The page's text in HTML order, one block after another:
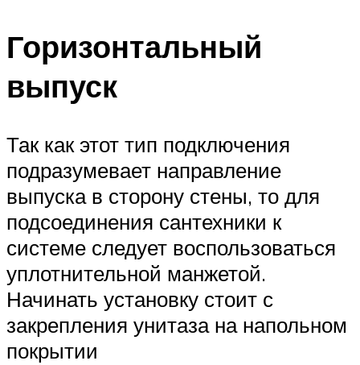
Горизонтальный
выпуск
Так как этот тип подключения
подразумевает направление
выпуска в сторону стены, то для
подсоединения сантехники к
системе следует воспользоваться
уплотнительной манжетой.
Начинать установку стоит с
закрепления унитаза на напольном
покрытии